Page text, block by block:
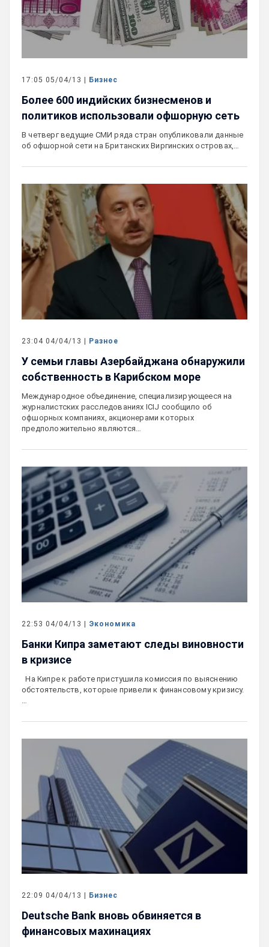
17:05 05/04/13 | Бизнес
Более 600 индийских бизнесменов и
политиков использовали офшорную сеть
В четверг ведущие СМИ ряда стран опубликовали данные
об офшорной сети на Британских Виргинских островах,…
23:04 04/04/13 | Разное
У семьи главы Азербайджана обнаружили
собственность в Карибском море
Международное объединение, специализирующееся на
журналистских расследованиях ICIJ сообщило об
офшорных компаниях, акционерами которых
предположительно являются…
22:53 04/04/13 | Экономика
Банки Кипра заметают следы виновности
в кризисе
На Кипре к работе пристушила комиссия по выяснению
обстоятельств, которые привели к финансовому кризису.
22:09 04/04/13 | Бизнес
Deutsche Bank вновь обвиняется в
финансовых махинациях